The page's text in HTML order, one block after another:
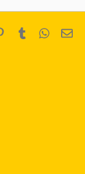
Pinterest
Tumblr